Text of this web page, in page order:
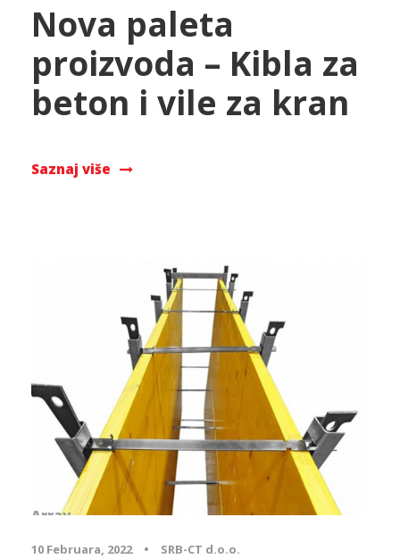
Nova paleta
proizvoda – Kibla za
beton i vile za kran
Saznaj više
Array
10 Februara, 2022 • SRB-CT d.o.o.